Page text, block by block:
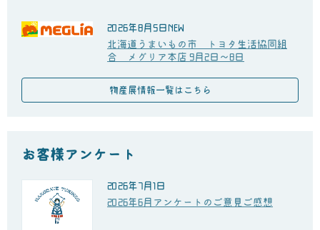
2026年8月5日NEW
北海道うまいもの市 トヨタ生活協同組
合 メグリア本店 9月2日～8日
物産展情報一覧はこちら
お客様アンケート
2026年7月1日
2026年6月アンケートのご意見ご感想